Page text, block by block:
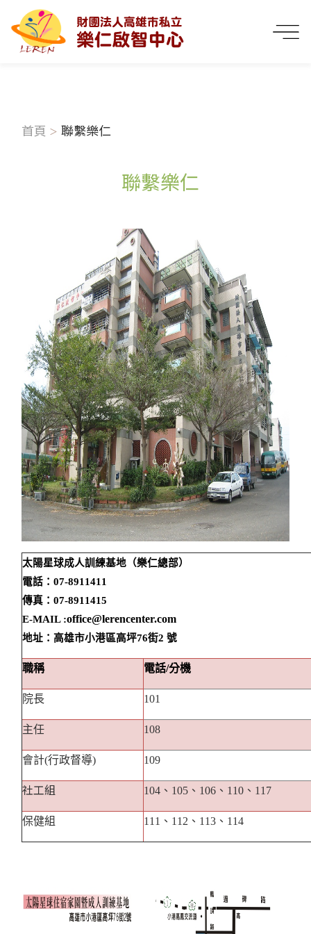
首頁 聯繫樂仁
聯繫樂仁
太陽星球成人訓練基地（樂仁總部）
電話： 07-8911411
傳真： 07-8911415
E-MAIL :office@lerencenter.com
地址：高雄市小港區高坪76街2 號
職稱 電話/分機
院長 101
主任 108
會計(行政督導) 109
社工組 104、105、106、110、117
保健組 111、112、113、114